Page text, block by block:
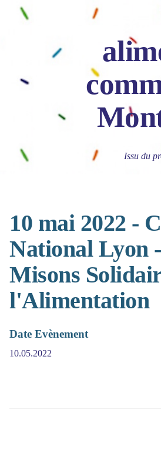
Issu du
10 mai 2022 -
National Lyon
Misons
l'Alimentation
Date Evènement
10.05.2022